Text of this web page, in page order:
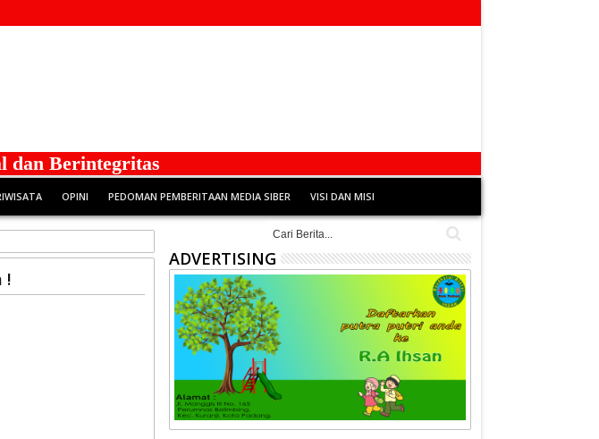
Berintegritas
OPINI PEDOMAN PEMBERITAAN MEDIA SIBER VISI DAN MISI
!
ADVERTISING